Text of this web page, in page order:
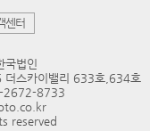
센터
국법인
스카이밸리 633호,634호
2672-8733
reserved